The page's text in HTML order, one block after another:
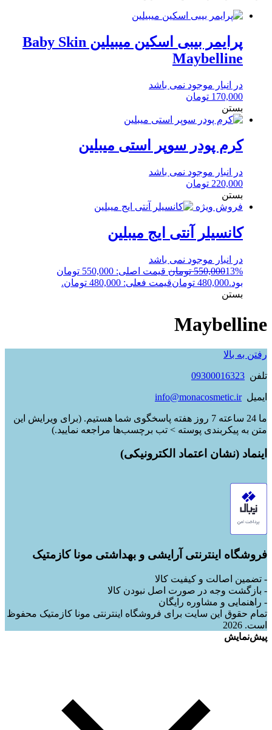
پرایمر بیبی اسکین میبیلین Baby Skin
Maybelline
در انبار موجود نمی باشد
170,000 تومان
بستن
کرم پودر سوپر استی میبلین
در انبار موجود نمی باشد
220,000 تومان
بستن
فروش ویژه
کانسیلر آنتی ایج میبلین
در انبار موجود نمی باشد
13%
550,000 تومان
قیمت اصلی: 550,000 تومان
بود.480,000 تومانقیمت فعلی: 480,000 تومان.
بستن
Maybelline
رفتن به بالا
تلفن 09300016323
ایمیلinfo@monacosmetic.ir
ما 24 ساعته 7 روز هفته پاسخگوی شما هستیم. (برای ویرایش این
متن به پیکربندی پوسته > تب برچسب‌ها مراجعه نمایید.)
اینماد (نشان اعتماد الکترونیکی)
فروشگاه اینترنتی آرایشی و بهداشتی مونا کازمتیک
- تضمین اصالت و کیفیت کالا
- بازگشت وجه در صورت اصل نبودن کالا
- راهنمایی و مشاوره رایگان
تمام حقوق این سایت برای فروشگاه اینترنتی مونا کازمتیک محفوظ
است. 2026
پیش‌نمایش